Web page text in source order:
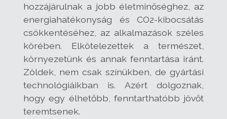
hozzájárulnak a jobb életminőséghez, az
energiahatékonyság és CO2-kibocsátás
csökkentéséhez, az alkalmazások széles
körében. Elkötelezettek a természet,
környezetünk és annak fenntartása iránt.
Zöldek, nem csak színükben, de gyártási
technológiáikban is. Azért dolgoznak,
hogy egy élhetőbb, fenntarthatóbb jövőt
teremtsenek.